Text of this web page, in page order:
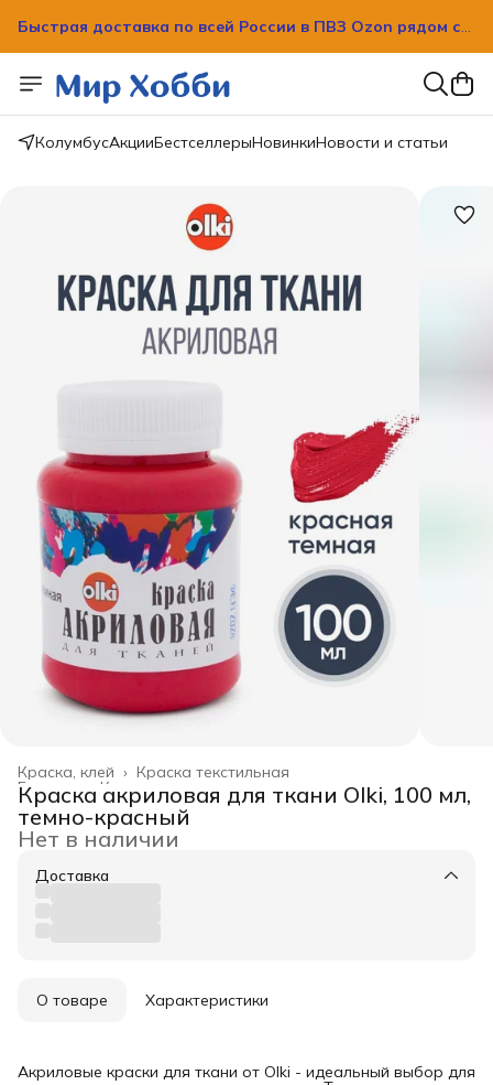
Быстрая доставка по всей России в ПВЗ Ozon рядом с
вашим домом!
Быстрая доставка по всей России в ПВЗ Ozon рядом с
вашим домом!
КолумбусАкцииБестселлерыНовинкиНовости и статьи
Краска текстильная
Краска, клей ›
Канцелярские товары ›
Главная ›
Краска акриловая для ткани Olki, 100 мл,
темно-красный
Нет в наличии
Доставка
О товаре Характеристики
Акриловые краски для ткани от Olki - идеальный выбор для